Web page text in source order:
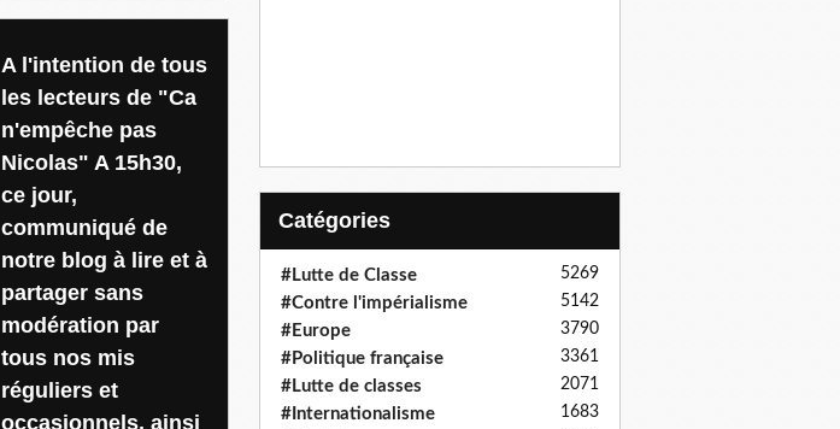
A l'intention de tous
les lecteurs de "Ca
n'empêche pas
Nicolas" A 15h30,
ce jour,
communiqué de
notre blog à lire et à
partager sans
modération par
tous nos mis
réguliers et
occasionnels, ainsi
Catégories
#Lutte de Classe 5269
#Contre l'impérialisme 5142
#Europe 3790
#Politique française 3361
#Lutte de classes 2071
#Internationalisme 1683